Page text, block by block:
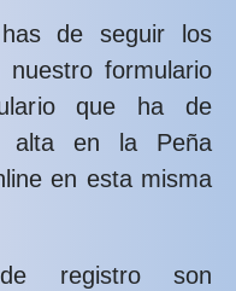
de seguir los
formulario
que ha de
alta en la Peña
en esta misma
registro son